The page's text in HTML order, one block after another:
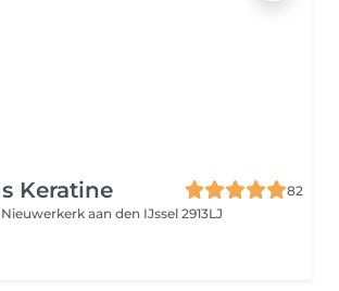
Keratine
82
Nieuwerkerk aan den IJssel 2913LJ